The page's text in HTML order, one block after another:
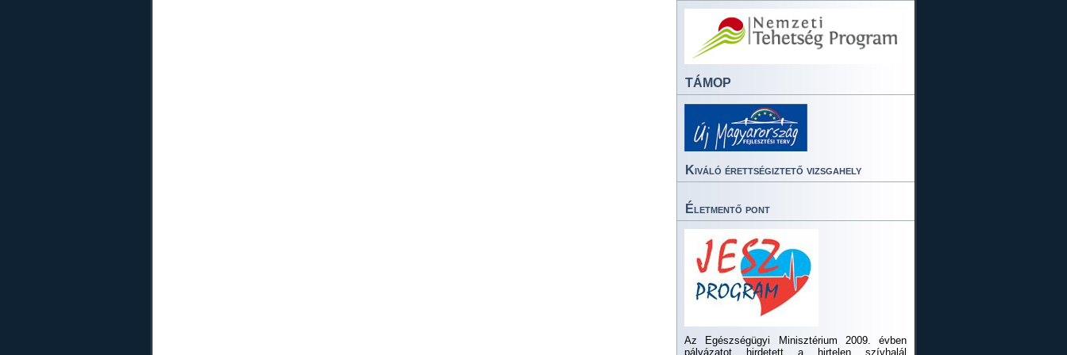
TÁMOP
Kiváló érettségiztető vizsgahely
Életmentő pont
Az Egészségügyi Minisztérium 2009. évben
pályázatot hirdetett a hirtelen szívhalál